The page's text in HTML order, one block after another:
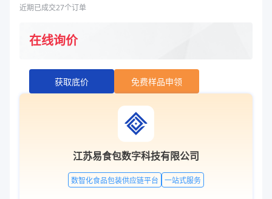
近期已成交27个订单
在线询价
获取底价 免费样品申领
江苏易食包数字科技有限公司
数智化食品包装供应链平台 一站式服务